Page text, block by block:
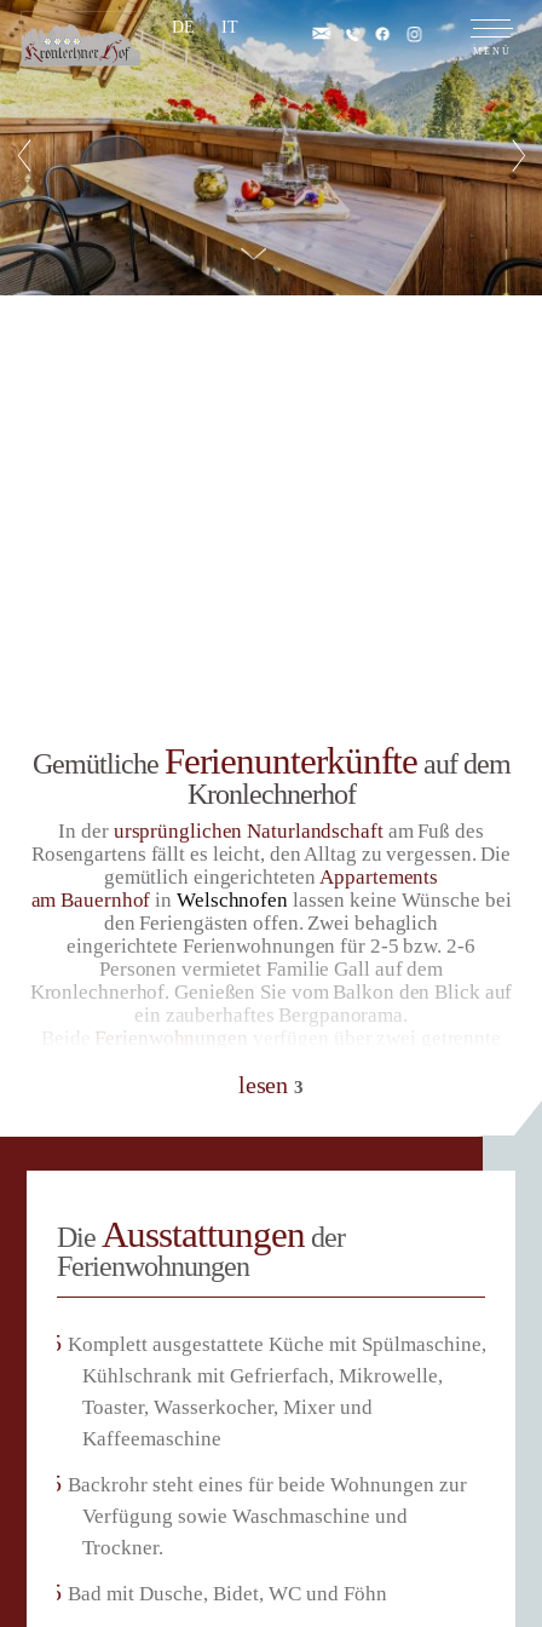
DE IT
Gemütliche Ferienunterkünfteauf dem
Kronlechnerhof
In der ursprünglichen Naturlandschaftam Fuß des
Rosengartens fällt es leicht, den Alltag zu vergessen. Die
gemütlich eingerichtetenAppartements
amBauernhof in Welschnofenlassen keine Wünsche bei
den Feriengästen offen. Zwei behaglich
eingerichtete Ferienwohnungen für 2-5 bzw. 2-6
Personen vermietet Familie Gall auf dem
Kronlechnerhof. Genießen Sie vom Balkon den Blick auf
ein zauberhaftes Bergpanorama.
Beide Ferienwohnungen
ausgestattet. Dieses Naturmaterial strahlt eine wohlige
Erholsamer Schlaf garantiert!
Unsere Schlafräume aus Zirbelholz sind wahre
Wohlfühloasen. Das Zirbelholz mit seinem
unverkennbaren harzigen Duft aus heimischen Wäldern
wird Ihre Sinne verzaubern. Besonders die Betten aus
erholsamen Schlaf, also Erholung für Körper und Geist.
lesen 3
Die Ausstattungen der
Ferienwohnungen
Komplett ausgestattete Küche mit Spülmaschine,
Kühlschrank mit Gefrierfach, Mikrowelle,
Toaster, Wasserkocher, Mixer und
Kaffeemaschine
Backrohr steht eines für beide Wohnungen zur
Verfügung sowie Waschmaschine und
Trockner.
Bad mit Dusche, Bidet, WC und Föhn